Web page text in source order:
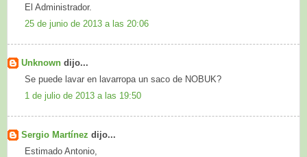
El Administrador.
25 de junio de 2013 a las 20:06
Unknown dijo...
Se puede lavar en lavarropa un saco de NOBUK?
1 de julio de 2013 a las 19:50
Sergio Martínez dijo...
Estimado Antonio,